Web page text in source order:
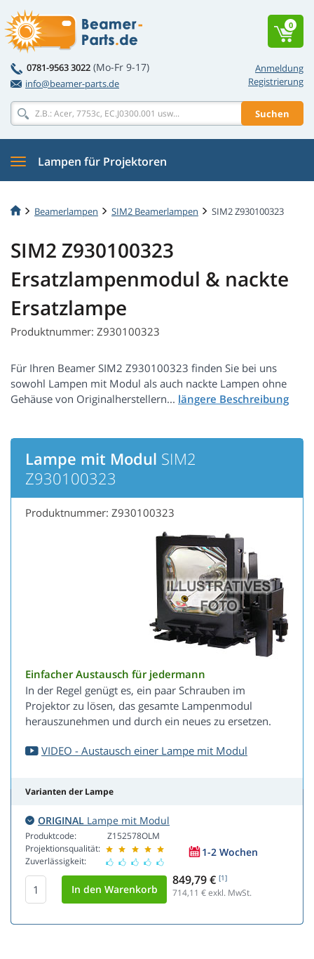
Anmeldung
Registrierung
0781-9563 3022 (Mo-Fr 9-17)
info@beamer-parts.de
Suchen
0
Lampen für Projektoren
Beamerlampen SIM2 Beamerlampen SIM2 Z930100323
SIM2 Z930100323
Ersatzlampenmodul & nackte
Ersatzlampe
Produktnummer: Z930100323
Für Ihren Beamer SIM2 Z930100323 finden Sie bei uns
sowohl Lampen mit Modul als auch nackte Lampen ohne
Gehäuse von Originalherstellern...
Lampe mit Modul SIM2
Z930100323
Produktnummer: Z930100323
Einfacher Austausch für jedermann
In der Regel genügt es, ein paar Schrauben im
Projektor zu lösen, das gesamte Lampenmodul
herauszunehmen und durch ein neues zu ersetzen.
VIDEO - Austausch einer Lampe mit Modul
Varianten der Lampe
ORIGINAL Lampe mit Modul
Produktcode:
Projektionsqualität:
Zuverlässigkeit:
Z152578OLM
1-2 Wochen
849,79 € [1]
714,11 € exkl. MwSt.